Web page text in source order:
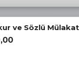
ve Sözlü